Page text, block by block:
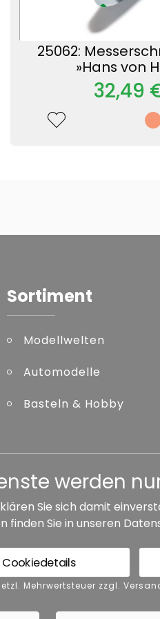
25062:
»Hans von
32,49
Sortiment
Modellwelten
Automodelle
Basteln & Hobby
Barrierefreiheit
werden
Sie sich damit
finden Sie in unseren
Cookiedetails
Mehrwertsteuer zzgl.